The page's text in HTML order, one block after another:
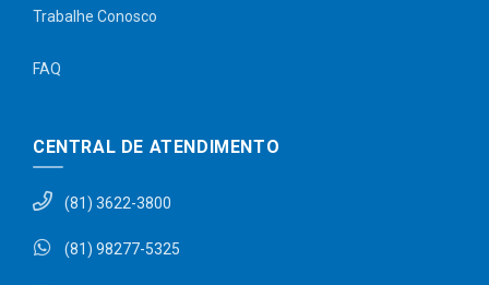
Trabalhe Conosco
FAQ
CENTRAL DE ATENDIMENTO
(81) 3622-3800
(81) 98277-5325